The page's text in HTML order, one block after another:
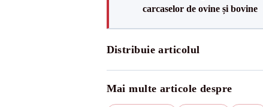
carcaselor de ovine și bovine
Distribuie articolul
Mai multe articole despre